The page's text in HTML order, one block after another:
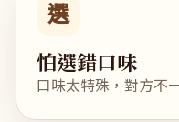
選
怕選錯口味
口味太特殊，對方不